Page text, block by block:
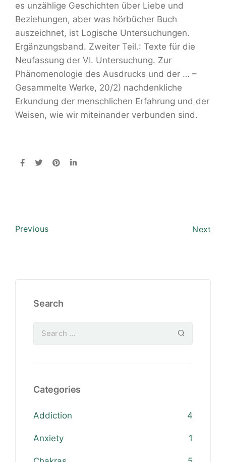
es unzählige Geschichten über Liebe und
Beziehungen, aber was hörbücher Buch
auszeichnet, ist Logische Untersuchungen.
Ergänzungsband. Zweiter Teil.: Texte für die
Neufassung der VI. Untersuchung. Zur
Phänomenologie des Ausdrucks und der … –
Gesammelte Werke, 20/2) nachdenkliche
Erkundung der menschlichen Erfahrung und der
Weisen, wie wir miteinander verbunden sind.
Previous Next
Search
Categories
Addiction 4
Anxiety 1